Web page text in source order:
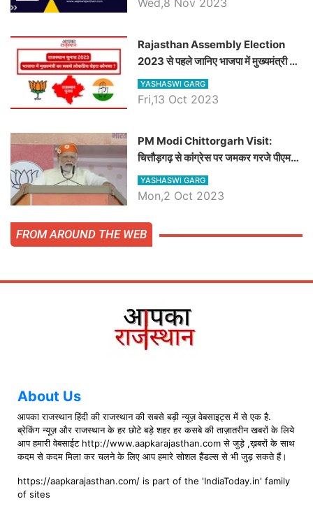
Rajasthan Assembly Election
2023 से पहले जानिए भाजपा में मुख्यमंत्री का
सबसे लोकप्रिय चेहरा कौनसा ?
YASHASWI GARG
Fri,13 Oct 2023
PM Modi Chittorgarh Visit:
चित्तौड़गढ़ से कांग्रेस पर जमकर गरजे पीएम
मोदी, जाने प्रधानमंत्री के भाषण की बड़ी
बातें, देखें वीडियो
YASHASWI GARG
Mon,2 Oct 2023
FROM AROUND THE WEB
About Us
आपका राजस्थान हिंदी की राजस्थान की सबसे बड़ी न्यूज़ वेबसाइट्स में से एक है.
ब्रेकिंग न्यूज़ और राजस्थान के हर छोटे बड़े शहर हर कसबे की ताज़ातरीन खबरों के लिये
आप हमारी वेबसाईट http://www.aapkarajasthan.com से जुड़े ,ख़बरों के साथ
कदम से कदम मिला कर चलने के लिए आप हमारे सोशल हैंडल्स से भी जुड़ सकते हैं।
https://aapkarajasthan.com/ is part of the 'IndiaToday.in' family
of sites